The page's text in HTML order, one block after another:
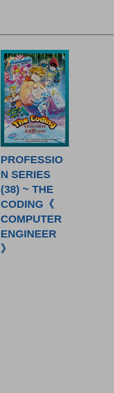
PROFESSIO
N SERIES
(38) ~ THE
CODING《
COMPUTER
ENGINEER
》